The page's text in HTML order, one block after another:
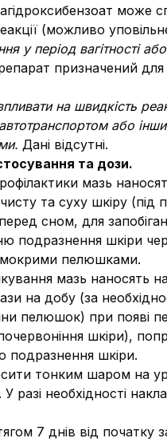
може
(можливо
у період вагітності
призначений для
на швидкість
або
Дані відсутні.
та дози.
мазь
та суху шкіру (під
сном, для
подразнення шкіри
мокрими пелюшками.
мазь наносять
на добу (за
пелюшок) при появі
шкіри),
подразнення шкіри.
тонким шаром на
разі необхідності
7 днів від початку